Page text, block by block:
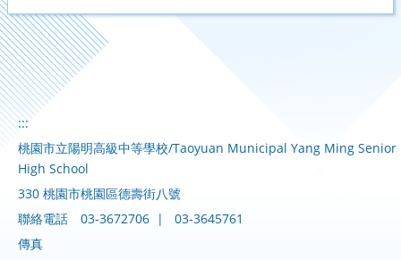
:::
桃園市立陽明高級中等學校/Taoyuan Municipal Yang Ming Senior
High School
330 桃園市桃園區德壽街八號
聯絡電話
03-3672706 |
03-3645761
傳真